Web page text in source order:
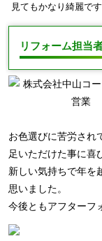
見てもかなり綺麗です
リフォーム担当
お色選びに苦労され
足いただけた事に喜
新しい気持ちで年を
思いました。
今後ともアフターフ